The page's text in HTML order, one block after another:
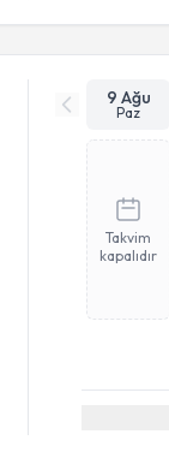
9 Ağu
Paz
Takvim
kapalıdır